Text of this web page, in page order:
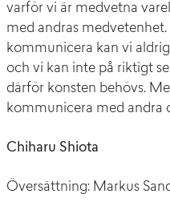
varför vi är medvetna
med andras
kommunicera kan vi
och vi kan inte på riktigt
därför konsten behövs.
kommunicera med andra
Chiharu Shiota
Översättning: Markus